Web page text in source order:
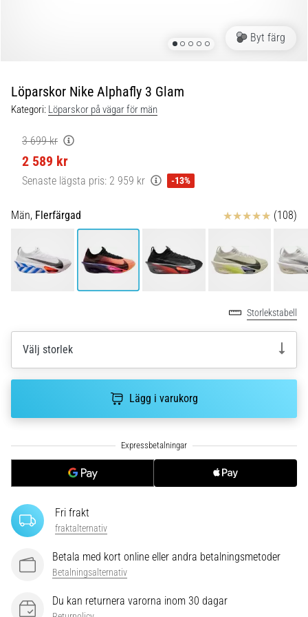
är
de
och
hur
genomförs
de?
testar
run
snabbhet,
det
korrekt,
det…
6. 8. 2026
9 min. läsning
Löparknä:
Orsaker,
behandling
och
förebyggande
Löparknä,
Byt färg
Löparskor Nike Alphafly 3 Glam
Kategori: Löparskor på vägar för män
3 699 kr
2 589 kr
Senaste lägsta pris: 2 959 kr -13%
Män, Flerfärgad Recensioner (108)
Storlekstabell
Välj storlek
Lägg i varukorg
Fri frakt
fraktalternativ
Betala med kort online eller andra betalningsmetoder
Betalningsalternativ
Du kan returnera varorna inom 30 dagar